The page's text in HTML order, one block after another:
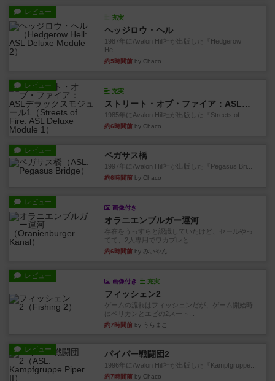
レビュー
充実
ヘッジロウ・ヘル
1987年にAvalon Hill社が出版した『Hedgerow
He...
約5時間前 by Chaco
レビュー
充実
ストリート・オブ・ファイア：ASLデラックスモジュール1
1985年にAvalon Hill社が出版した『Streets of ...
約6時間前 by Chaco
レビュー ペガサス橋
1997年にAvalon Hill社が出版した『Pegasus Bri...
約6時間前 by Chaco
レビュー
画像付き
オラニエンブルガー運河
存在をうっすらと認識していたけど、セールやっ
てて、2人専用でワカプレと...
約6時間前 by みいやん
レビュー
画像付き 充実
フィッシェン2
ゲームの流れはフィッシェンだが、ゲーム開始時
はペリカンとエビの2スート...
約7時間前 by うらまこ
レビュー パイパー戦闘団2
1996年にAvalon Hill社が出版した『Kampfgruppe...
約7時間前 by Chaco